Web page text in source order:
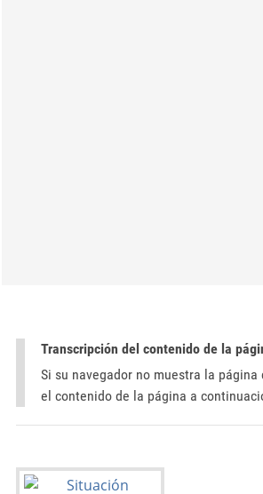
Transcripción del contenido de la
Si su navegador no muestra la página
el contenido de la página a